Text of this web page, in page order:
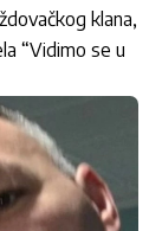
klana,
“Vidimo se u